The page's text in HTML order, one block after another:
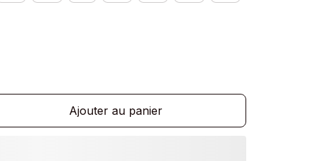
Ajouter au panier